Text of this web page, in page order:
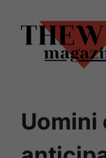
contenuto
Uomini